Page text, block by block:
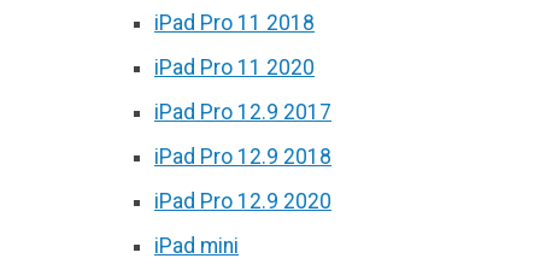
iPad Pro 11 2018
iPad Pro 11 2020
iPad Pro 12.9 2017
iPad Pro 12.9 2018
iPad Pro 12.9 2020
iPad mini